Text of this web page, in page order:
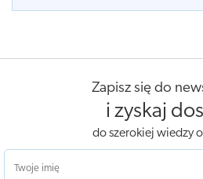
Zapisz się do
i zyskaj
do szerokiej wiedzy